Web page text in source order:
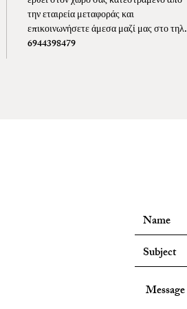
την εταιρεία μεταφοράς και
επικοινωνήσετε άμεσα μαζί μας στο τηλ.
6944398479